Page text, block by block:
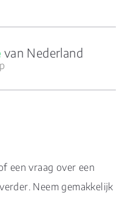
van Nederland
een vraag over een
Neem gemakkelijk